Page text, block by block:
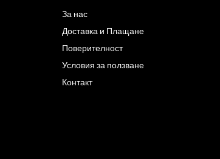
За нас
Доставка и Плащане
Поверителност
Условия за ползване
Контакт